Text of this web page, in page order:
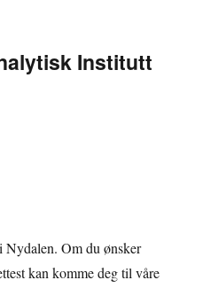
Institutt
Om du ønsker
kan komme deg til våre